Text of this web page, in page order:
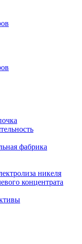
фабрика
никеля
концентрата